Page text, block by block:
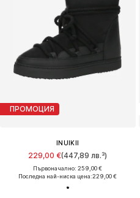
ПРОМОЦИЯ
INUIKII
229,00 €(447,89 лв.³)
Първоначално: 259,00 €
Последна най-ниска цена:229,00 €